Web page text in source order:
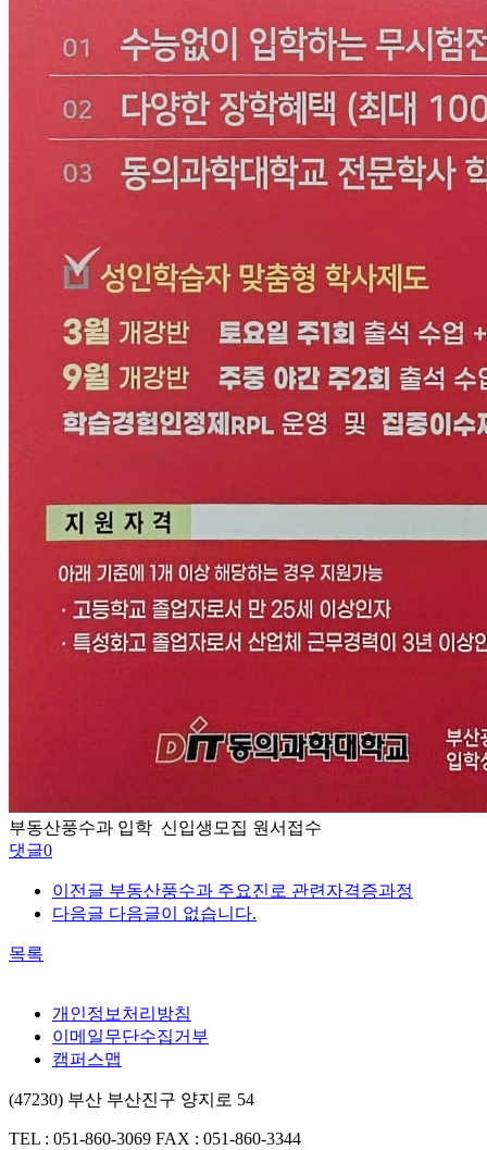
부동산풍수과 입학 신입생모집 원서접수
댓글0
이전글 부동산풍수과 주요진로 관련자격증과정
다음글 다음글이 없습니다.
목록
개인정보처리방침
이메일무단수집거부
캠퍼스맵
(47230) 부산 부산진구 양지로 54
TEL : 051-860-3069 FAX : 051-860-3344